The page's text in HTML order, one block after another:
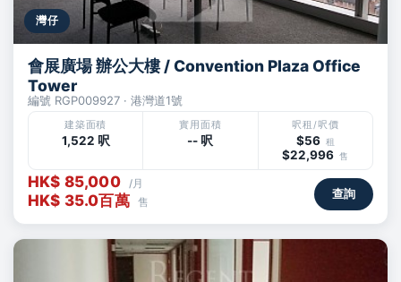
灣仔
會展廣場 辦公大樓 / Convention Plaza Office
Tower
編號 RGP009927 · 港灣道1號
建築面積
1,522 呎
實用面積
-- 呎
呎租/呎價
$56 租
$22,996 售
HK$ 85,000 /月
HK$ 35.0百萬 售
查詢